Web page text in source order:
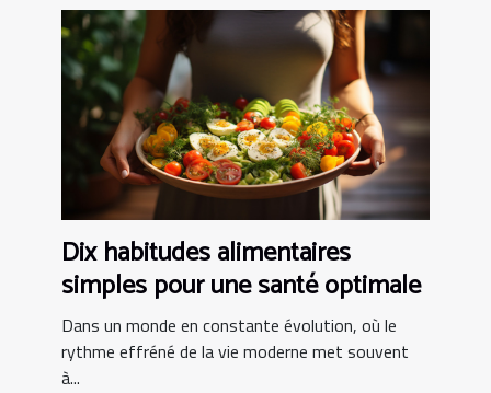
Dix habitudes alimentaires
simples pour une santé optimale
Dans un monde en constante évolution, où le
rythme effréné de la vie moderne met souvent
à...